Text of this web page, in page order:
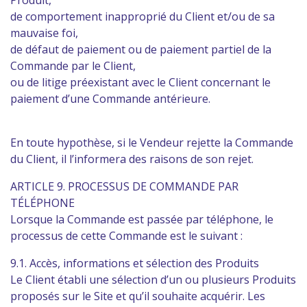
de comportement inapproprié du Client et/ou de sa
mauvaise foi,
de défaut de paiement ou de paiement partiel de la
Commande par le Client,
ou de litige préexistant avec le Client concernant le
paiement d’une Commande antérieure.
En toute hypothèse, si le Vendeur rejette la Commande
du Client, il l’informera des raisons de son rejet.
ARTICLE 9. PROCESSUS DE COMMANDE PAR
TÉLÉPHONE
Lorsque la Commande est passée par téléphone, le
processus de cette Commande est le suivant :
9.1. Accès, informations et sélection des Produits
Le Client établi une sélection d’un ou plusieurs Produits
proposés sur le Site et qu’il souhaite acquérir. Les